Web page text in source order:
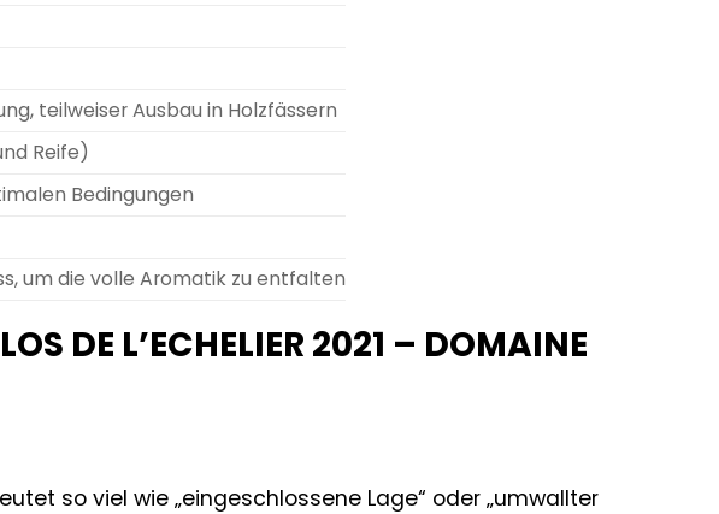
teilweiser Ausbau in Holzfässern
Reife)
Bedingungen
um die volle Aromatik zu entfalten
DE L’ECHELIER 2021 – DOMAINE
so viel wie „eingeschlossene Lage“ oder „umwallter